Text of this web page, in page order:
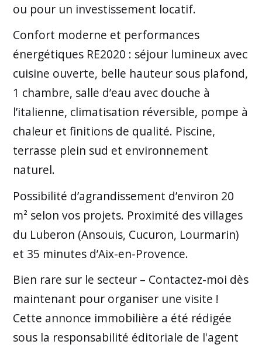
ou pour un investissement locatif.
Confort moderne et performances
énergétiques RE2020 : séjour lumineux avec
cuisine ouverte, belle hauteur sous plafond,
1 chambre, salle d’eau avec douche à
l’italienne, climatisation réversible, pompe à
chaleur et finitions de qualité. Piscine,
terrasse plein sud et environnement
naturel.
Possibilité d’agrandissement d’environ 20
m² selon vos projets. Proximité des villages
du Luberon (Ansouis, Cucuron, Lourmarin)
et 35 minutes d’Aix-en-Provence.
Bien rare sur le secteur – Contactez-moi dès
maintenant pour organiser une visite !
Cette annonce immobilière a été rédigée
sous la responsabilité éditoriale de l'agent